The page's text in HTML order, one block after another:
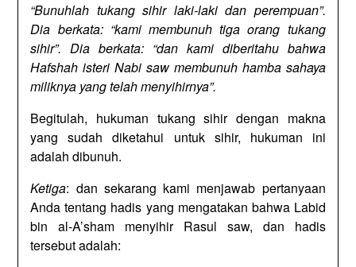
“Bunuhlah tukang sihir laki-laki dan perempuan”.
Dia berkata: “kami membunuh tiga orang tukang
sihir”. Dia berkata: “dan kami diberitahu bahwa
Hafshah isteri Nabi saw membunuh hamba sahaya
miliknya yang telah menyihirnya”.
Begitulah, hukuman tukang sihir dengan makna
yang sudah diketahui untuk sihir, hukuman ini
adalah dibunuh.
Ketiga: dan sekarang kami menjawab pertanyaan
Anda tentang hadis yang mengatakan bahwa Labid
bin al-A’sham menyihir Rasul saw, dan hadis
tersebut adalah: